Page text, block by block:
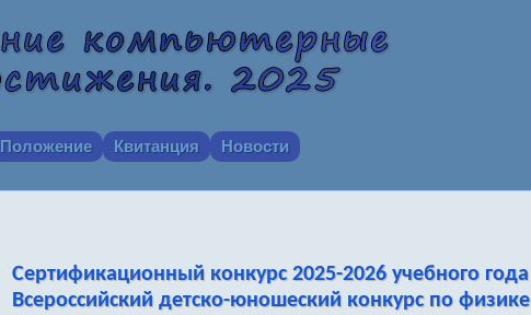
Положение Квитанция Новости
Сертификационный конкурс 2025-2026 учебного года
Всероссийский детско-юношеский конкурс по физике